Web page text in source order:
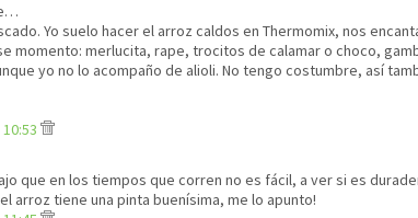
Yo suelo hacer el arroz caldos en Thermomix, nos
momento: merlucita, rape, trocitos de calamar o choco,
yo no lo acompaño de alioli. No tengo costumbre, así
que en los tiempos que corren no es fácil, a ver si es
arroz tiene una pinta buenísima, me lo apunto!